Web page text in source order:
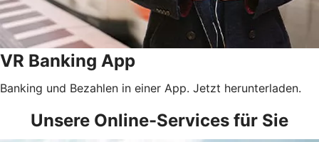
VR Banking App
Banking und Bezahlen in einer App. Jetzt herunterladen.
Unsere Online-Services für Sie